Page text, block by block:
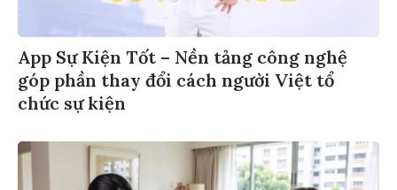
App Sự Kiện Tốt – Nền tảng công nghệ
góp phần thay đổi cách người Việt tổ
chức sự kiện